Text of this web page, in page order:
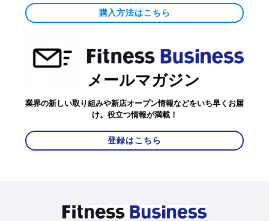
購入方法はこちら
メールマガジン
業界の新しい取り組みや新店オープン情報などをいち早くお届
け。役立つ情報が満載！
登録はこちら